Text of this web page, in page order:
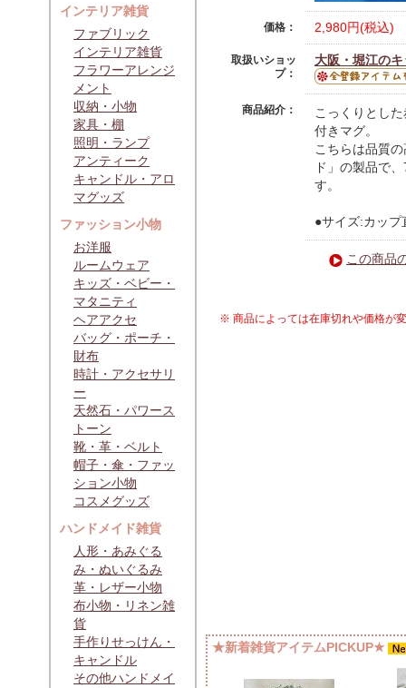
インテリア雑貨
ファブリック
インテリア雑貨
フラワーアレンジ
メント
収納・小物
家具・棚
照明・ランプ
アンティーク
キャンドル・アロ
マグッズ
ファッション小物
お洋服
ルームウェア
キッズ・ベビー・
マタニティ
ヘアアクセ
バッグ・ポーチ・
財布
時計・アクセサリ
ー
天然石・パワース
トーン
靴・革・ベルト
帽子・傘・ファッ
ション小物
コスメグッズ
ハンドメイド雑貨
人形・あみぐる
み・ぬいぐるみ
革・レザー小物
布小物・リネン雑
貨
手作りせっけん・
キャンドル
その他ハンドメイ
価格： 2,980円(税込)
取扱いショッ
プ：
大阪・堀江の
商品紹介：
こっくりとし
付きマグ。
こちらは品質
ド」の製品で
す。
●サイズ:カッ
この商品
※ 商品によっては在庫切れや価格が
★新着雑貨アイテムPICKUP★